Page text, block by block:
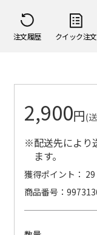
注文履歴 クイック注文
2,900円(
※配送先により
ます。
獲得ポイント：
商品番号